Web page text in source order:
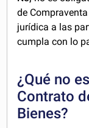
de
jurídica a las
cumpla con lo
¿Qué no
Contrato
Bienes?